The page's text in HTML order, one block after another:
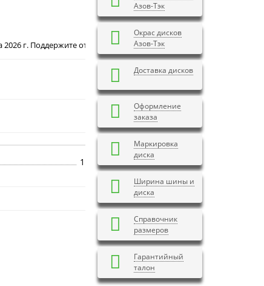
отечественного производителя! Закажите на
1
Азов-Тэк
Окрас дисков
Азов-Тэк
Доставка дисков
Оформление
заказа
Маркировка
диска
Ширина шины и
диска
Справочник
размеров
Гарантийный
талон